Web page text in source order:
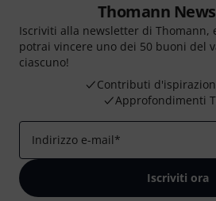
Thomann
Iscriviti alla newsletter di Thomann,
potrai vincere uno dei 50 buoni del
ciascuno!
Contributi
Approfondimenti
Indirizzo e-mail*
Iscriviti ora